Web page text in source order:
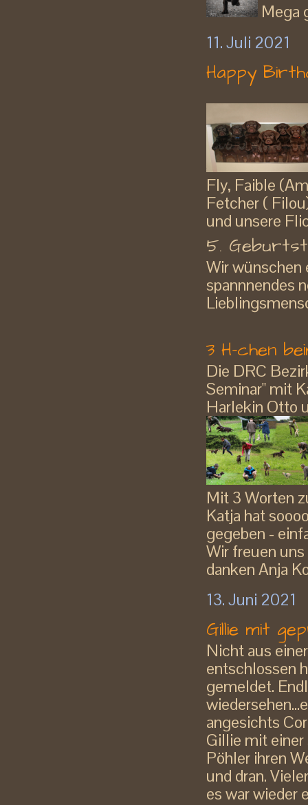
Mega
11. Juli 2021
Happy
Fly, Faible
Fetcher (
und unsere
5.
Wir wünschen
spannnendes
3 H-chen
Die DRC
Seminar" mit
Harlekin Otto
Mit 3 Worten
Katja hat
gegeben -
Wir freuen
danken Anja
13. Juni 2021
Gillie mit
Nicht aus
entschlossen
gemeldet.
angesichts
Gillie mit
Pöhler ihren
und dran.
es war wieder